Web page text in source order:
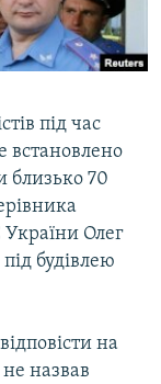
під час
встановлено
близько 70
України Олег
будівлею
на
назвав